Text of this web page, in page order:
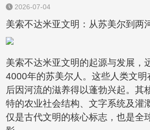
2026-07-04
美索不达米亚文明：从苏美尔到两
美索不达米亚文明的起源与发展，
4000年的苏美尔人。这些人类文明
后因河流的滋养得以蓬勃兴起。其
特的农业社会结构、文字系统及
仅是古代文明的核心标志，也是全